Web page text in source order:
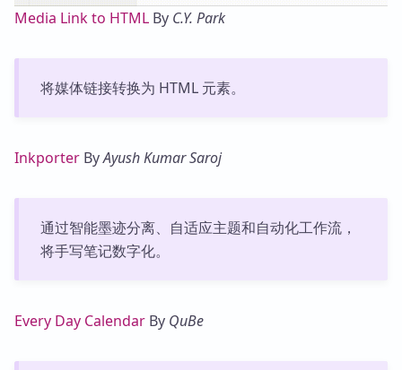
Media Link to HTML By C.Y. Park
将媒体链接转换为 HTML 元素。
Inkporter ByAyush Kumar Saroj
通过智能墨迹分离、自适应主题和自动化工作流，
将手写笔记数字化。
Every Day Calendar By QuBe